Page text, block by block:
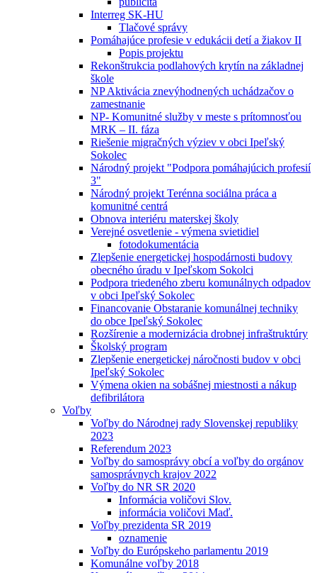
Interreg SK-HU
Tlačové správy
Pomáhajúce profesie v edukácii detí a žiakov II
Popis projektu
Rekonštrukcia podlahových krytín na základnej
škole
NP Aktivácia znevýhodnených uchádzačov o
zamestnanie
NP- Komunitné služby v meste s prítomnosťou
MRK – II. fáza
Riešenie migračných výziev v obci Ipeľský
Sokolec
Národný projekt "Podpora pomáhajúcich profesií
3"
Národný projekt Terénna sociálna práca a
komunitné centrá
Obnova interiéru materskej školy
Verejné osvetlenie - výmena svietidiel
fotodokumentácia
Zlepšenie energetickej hospodárnosti budovy
obecného úradu v Ipeľskom Sokolci
Podpora triedeného zberu komunálnych odpadov
v obci Ipeľský Sokolec
Financovanie Obstaranie komunálnej techniky
do obce Ipeľský Sokolec
Rozšírenie a modernizácia drobnej infraštruktúry
Školský program
Zlepšenie energetickej náročnosti budov v obci
Ipeľský Sokolec
Výmena okien na sobášnej miestnosti a nákup
defibrilátora
Voľby
Voľby do Národnej rady Slovenskej republiky
2023
Referendum 2023
Voľby do samosprávy obcí a voľby do orgánov
samosprávnych krajov 2022
Voľby do NR SR 2020
Informácia voličovi Slov.
informácia voličovi Maď.
Voľby prezidenta SR 2019
oznamenie
Voľby do Európskeho parlamentu 2019
Komunálne voľby 2018